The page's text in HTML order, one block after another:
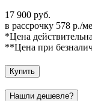
17 900 руб.
в рассрочку 578 р./
*Цена
**Цена при
Купить
Нашли дешевле?